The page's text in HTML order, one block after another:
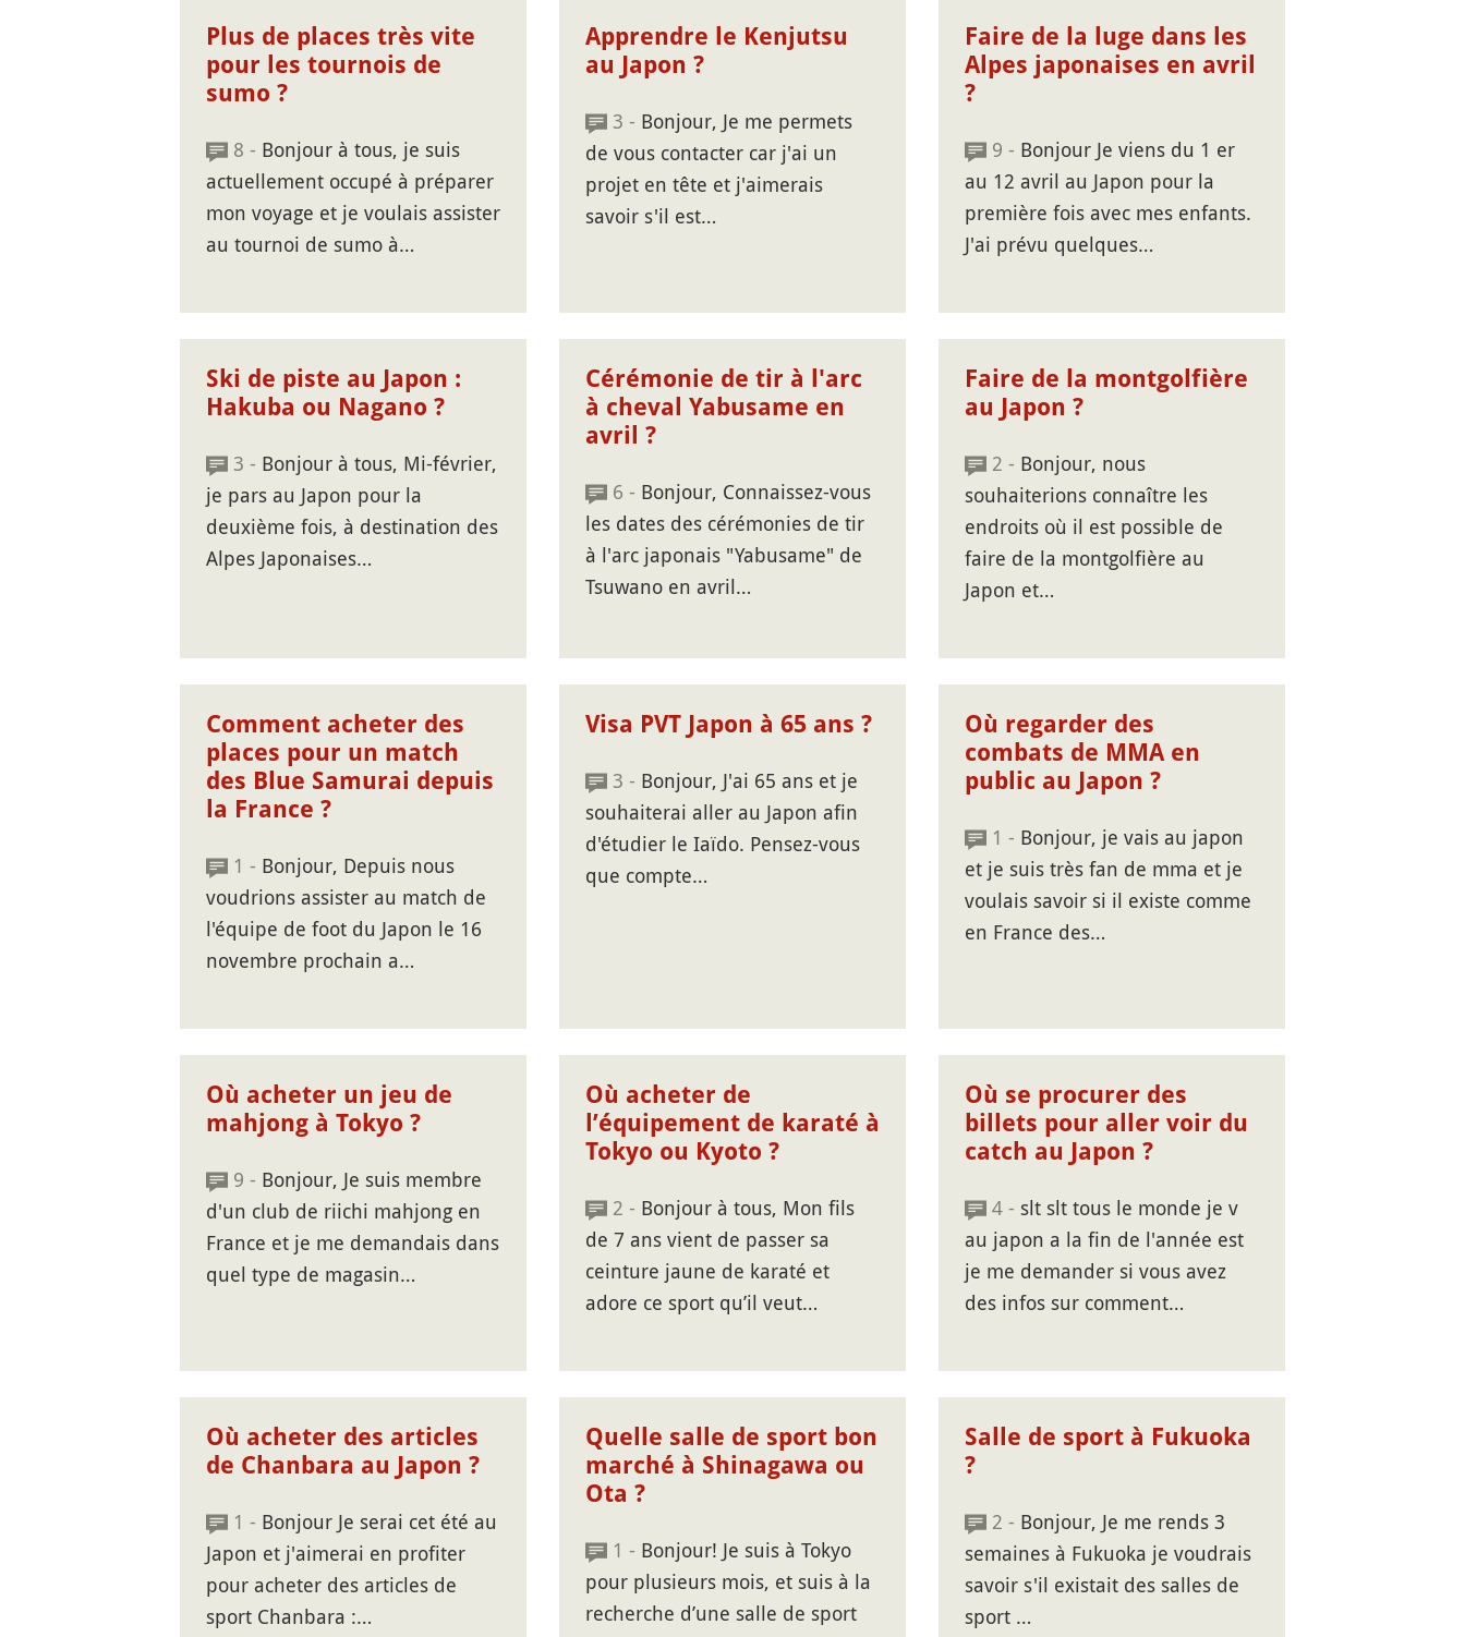
Plus de places très vite
pour les tournois de
sumo ?
8 - Bonjour à tous, je suis
actuellement occupé à préparer
mon voyage et je voulais assister
au tournoi de sumo à…
Apprendre le Kenjutsu
au Japon ?
3 - Bonjour, Je me permets
de vous contacter car j'ai un
projet en tête et j'aimerais
savoir s'il est…
Faire de la luge dans les
Alpes japonaises en avril
?
9 - Bonjour Je viens du 1 er
au 12 avril au Japon pour la
première fois avec mes enfants.
J'ai prévu quelques…
Ski de piste au Japon :
Hakuba ou Nagano ?
3 - Bonjour à tous, Mi-février,
je pars au Japon pour la
deuxième fois, à destination des
Alpes Japonaises…
Cérémonie de tir à l'arc
à cheval Yabusame en
avril ?
6 - Bonjour, Connaissez-vous
les dates des cérémonies de tir
à l'arc japonais "Yabusame" de
Tsuwano en avril…
Faire de la montgolfière
au Japon ?
2 - Bonjour, nous
souhaiterions connaître les
endroits où il est possible de
faire de la montgolfière au
Japon et…
Comment acheter des
places pour un match
des Blue Samurai depuis
la France ?
1 - Bonjour, Depuis nous
voudrions assister au match de
l'équipe de foot du Japon le 16
novembre prochain a…
Visa PVT Japon à 65 ans ?
3 - Bonjour, J'ai 65 ans et je
souhaiterai aller au Japon afin
d'étudier le Iaïdo. Pensez-vous
que compte…
Où regarder des
combats de MMA en
public au Japon ?
1 - Bonjour, je vais au japon
et je suis très fan de mma et je
voulais savoir si il existe comme
en France des…
Où acheter un jeu de
mahjong à Tokyo ?
9 - Bonjour, Je suis membre
d'un club de riichi mahjong en
France et je me demandais dans
quel type de magasin…
Où acheter de
l’équipement de karaté à
Tokyo ou Kyoto ?
2 - Bonjour à tous, Mon fils
de 7 ans vient de passer sa
ceinture jaune de karaté et
adore ce sport qu’il veut…
Où se procurer des
billets pour aller voir du
catch au Japon ?
4 -slt slt tous le monde je v
au japon a la fin de l'année est
je me demander si vous avez
des infos sur comment…
Où acheter des articles
de Chanbara au Japon ?
1 - Bonjour Je serai cet été au
Japon et j'aimerai en profiter
pour acheter des articles de
sport Chanbara :…
Quelle salle de sport bon
marché à Shinagawa ou
Ota ?
1 - Bonjour! Je suis à Tokyo
pour plusieurs mois, et suis à la
recherche d’une salle de sport
Salle de sport à Fukuoka
?
2 - Bonjour, Je me rends 3
semaines à Fukuoka je voudrais
savoir s'il existait des salles de
sport …